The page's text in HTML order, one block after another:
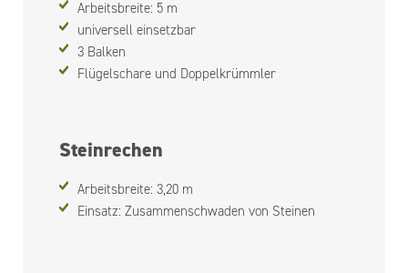
Arbeitsbreite: 5 m
universell einsetzbar
3 Balken
Flügelschare und Doppelkrümmler
Steinrechen
Arbeitsbreite: 3,20 m
Einsatz: Zusammenschwaden von Steinen